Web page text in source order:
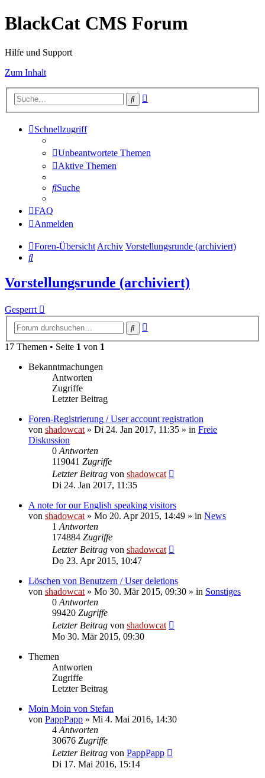
BlackCat CMS Forum
Hilfe und Support
Zum Inhalt
Suche
Schnellzugriff
Unbeantwortete Themen
Aktive Themen
Suche
FAQ
Anmelden
Foren-ÜbersichtArchiv Vorstellungsrunde (archiviert)
Suche
Vorstellungsrunde (archiviert)
Gesperrt
Suche
17 Themen • Seite 1 von 1
Bekanntmachungen
Antworten
Zugriffe
Letzter Beitrag
Foren-Registrierung / User account registration
von shadowcat » Di 24. Jan 2017, 11:35 » in Freie
Diskussion
0 Antworten
119041 Zugriffe
Letzter Beitrag von shadowcat
Di 24. Jan 2017, 11:35
A note for our English speaking visitors
von shadowcat » Mo 20. Apr 2015, 14:49 » in News
1 Antworten
174884 Zugriffe
Letzter Beitrag von shadowcat
Do 23. Apr 2015, 10:47
Löschen von Benutzern / User deletions
von shadowcat » Mo 30. Mär 2015, 09:30 » in Sonstiges
0 Antworten
99420 Zugriffe
Letzter Beitrag von shadowcat
Mo 30. Mär 2015, 09:30
Themen
Antworten
Zugriffe
Letzter Beitrag
Moin Moin von Stefan
von PappPapp » Mi 4. Mai 2016, 14:30
4 Antworten
30676 Zugriffe
Letzter Beitrag von PappPapp
Di 17. Mai 2016, 15:14